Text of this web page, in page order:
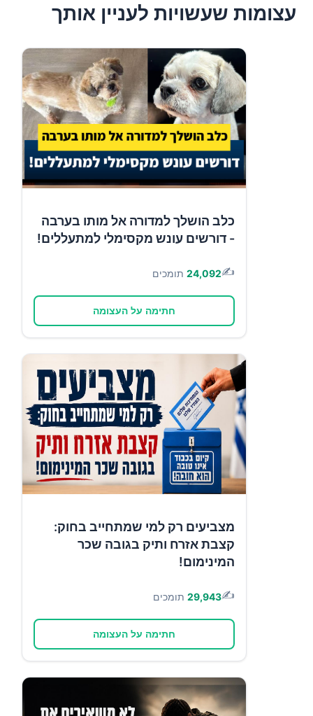
עצומות שעשויות לעניין אותך
כלב הושלך למדורה אל מותו בערבה
- דורשים עונש מקסימלי למתעללים!
✍️
24,092 תומכים
חתימה על העצומה
מצביעים רק למי שמתחייב בחוק:
קצבת אזרח ותיק בגובה שכר
המינימום!
✍️
29,943 תומכים
חתימה על העצומה